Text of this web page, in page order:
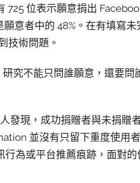
725 位表示願意捐出
意者中的 48%。在有填寫未
技術問題。
究不能只問誰願意，還要問
發現，成功捐贈者與未捐贈
並沒有只留下重度使用
為或平台推薦痕跡，面對